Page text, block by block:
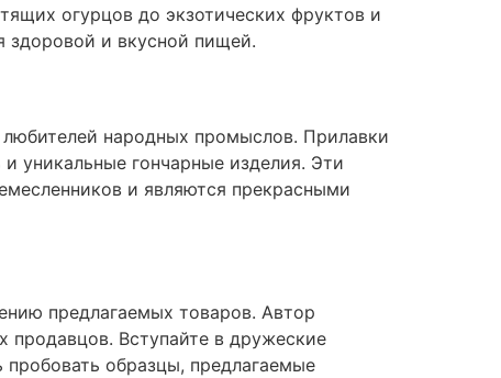
огурцов до экзотических фруктов и
здоровой и вкусной пищей.
народных промыслов. Прилавки
уникальные гончарные изделия. Эти
и являются прекрасными
предлагаемых товаров. Автор
продавцов. Вступайте в дружеские
образцы, предлагаемые